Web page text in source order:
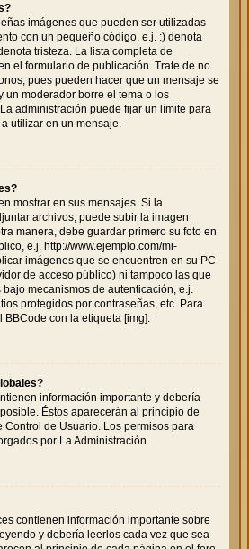
imágenes que pueden ser utilizadas
con un pequeño código, e.j. :) denota
tristeza. La lista completa de
el formulario de publicación. Trate de no
pues pueden hacer que un mensaje se
un moderador borre el tema o los
administración puede fijar un límite para
utilizar en un mensaje.
mostrar en sus mensajes. Si la
archivos, puede subir la imagen
manera, debe guardar primero su foto en
e.j. http://www.ejemplo.com/mi-
imágenes que se encuentren en su PC
de acceso público) ni tampoco las que
mecanismos de autenticación, e.j.
protegidos por contraseñas, etc. Para
con la etiqueta [img].
información importante y debería
Éstos aparecerán al principio de
Control de Usuario. Los permisos para
por La Administración.
contienen información importante sobre
y debería leerlos cada vez que sea